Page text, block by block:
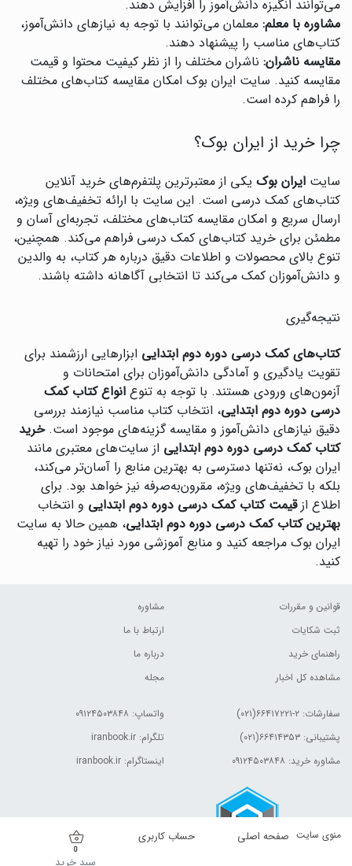
صفحه اصلی منوی سایت حساب کاربری
0
سبد خرید
می‌توانند انگیزه دانش‌آموز را افزایش دهند.
مشاوره با معلم: معلمان می‌توانند با توجه به نیازهای دانش‌آموز،
کتاب‌های مناسب را پیشنهاد دهند.
مقایسه ناشران: ناشران مختلف را از نظر کیفیت محتوا و قیمت
مقایسه کنید. سایت ایران بوک امکان مقایسه کتاب‌های مختلف
را فراهم کرده است.
چرا خرید از ایران بوک؟
سایت ایران بوک یکی از معتبرترین پلتفرم‌های خرید آنلاین
کتاب‌های کمک درسی است. این سایت با ارائه تخفیف‌های ویژه،
ارسال سریع و امکان مقایسه کتاب‌های مختلف، تجربه‌ای آسان و
مطمئن برای خرید کتاب‌های کمک درسی فراهم می‌کند. همچنین،
تنوع بالای محصولات و اطلاعات دقیق درباره هر کتاب، به والدین
و دانش‌آموزان کمک می‌کند تا انتخابی آگاهانه داشته باشند.
نتیجه‌گیری
کتاب‌های کمک درسی دوره دوم ابتدایی ابزارهایی ارزشمند برای
تقویت یادگیری و آمادگی دانش‌آموزان برای امتحانات و
آزمون‌های ورودی هستند. با توجه به تنوع انواع کتاب کمک
درسی دوره دوم ابتدایی، انتخاب کتاب مناسب نیازمند بررسی
دقیق نیازهای دانش‌آموز و مقایسه گزینه‌های موجود است.خرید
کتاب کمک درسی دوره دوم ابتدایی از سایت‌های معتبری مانند
ایران بوک، نه‌تنها دسترسی به بهترین منابع را آسان‌تر می‌کند،
بلکه با تخفیف‌های ویژه، مقرون‌به‌صرفه نیز خواهد بود. برای
اطلاع ازقیمت کتاب کمک درسی دوره دوم ابتدایی و انتخاب
بهترین کتاب کمک درسی دوره دوم ابتدایی، همین حالا به سایت
ایران بوک مراجعه کنید و منابع آموزشی مورد نیاز خود را تهیه
کنید.
قوانین و مقررات
ثبت شکایات
راهنمای خرید
مشاهده کل اخبار
مشاوره
ارتباط با ما
درباره ما
مجله
سفارشات: ۲-۶۶۴۱۷۲۲۱(۰۲۱)
پشتیبانی: ۶۶۴۱۴۳۵۳(۰۲۱)
مشاوره خرید: ۰۹۱۲۴۵۰۳۸۴۸
واتساپ: ۰۹۱۲۴۵۰۳۸۴۸
تلگرام: iranbook.ir
اینستاگرام: iranbook.ir